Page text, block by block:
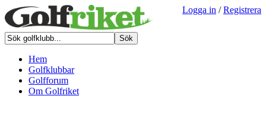
Logga in /Registrera
Hem
Golfklubbar
Golfforum
Om Golfriket